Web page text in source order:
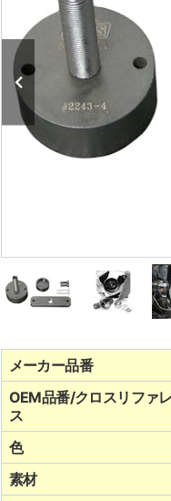
メーカー品番
OEM品番/クロスリファ
ス
色
素材